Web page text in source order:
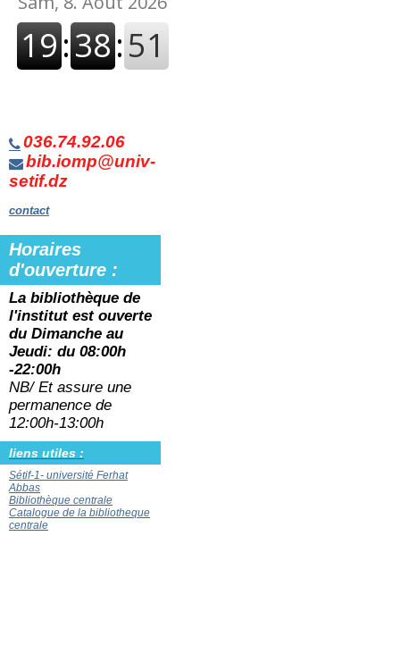
036.74.92.06
bib.iomp@univ-
setif.dz
contact
Horaires
d'ouverture :
La bibliothèque de
l'institut est ouverte
du Dimanche au
Jeudi: du 08:00h
-22:00h
NB/ Et assure une
permanence de
12:00h-13:00h
liens utiles :
Sétif-1- université Ferhat
Abbas
Bibliothèque centrale
Catalogue de la bibliotheque
centrale